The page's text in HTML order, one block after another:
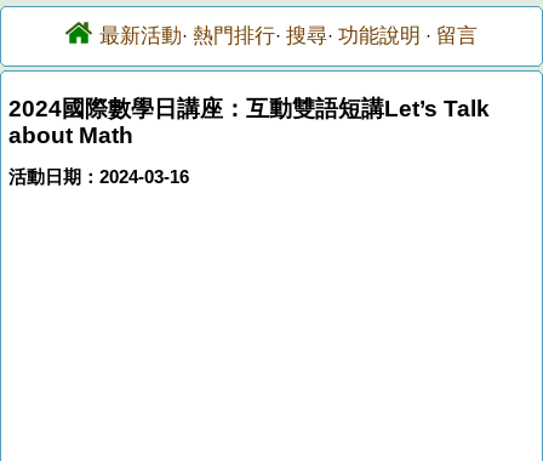
最新活動· 熱門排行· 搜尋· 功能說明 · 留言
2024國際數學日講座：互動雙語短講Let’s Talk
about Math
活動日期：2024-03-16